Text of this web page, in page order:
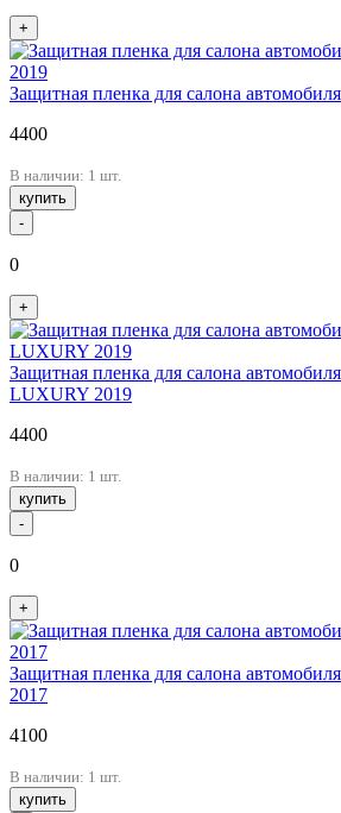
+
Защитная пленка для салона
4400
В наличии: 1 шт.
купить
-
0
+
Защитная пленка для салона
LUXURY 2019
4400
В наличии: 1 шт.
купить
-
0
+
Защитная пленка для салона
2017
4100
В наличии: 1 шт.
купить